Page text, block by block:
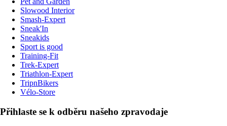
Slowood Interior
Smash-Expert
Sneak'In
Sneakids
Sport is good
Training-Fit
Trek-Expert
Triathlon-Expert
TripnBikers
Vélo-Store
Přihlaste se k odběru našeho zpravodaje